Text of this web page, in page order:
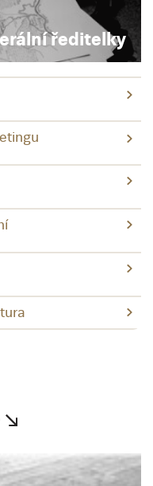
ředitelky